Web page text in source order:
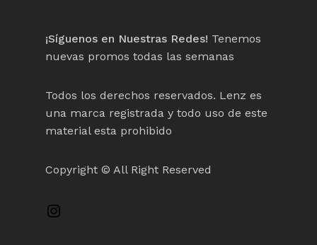
¡Síguenos en Nuestras Redes! Tenemos
nuevas promos todas las semanas
Todos los derechos reservados. Lenz es
una marca registrada y todo uso de este
material esta prohibido
Copyright © All Right Reserved